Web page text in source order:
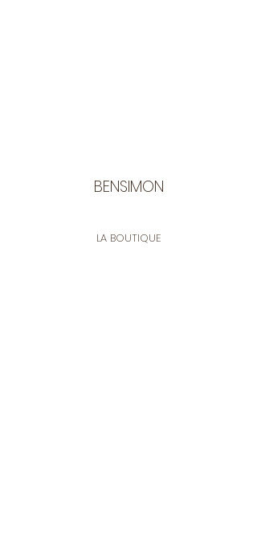
BENSIMON
LA BOUTIQUE